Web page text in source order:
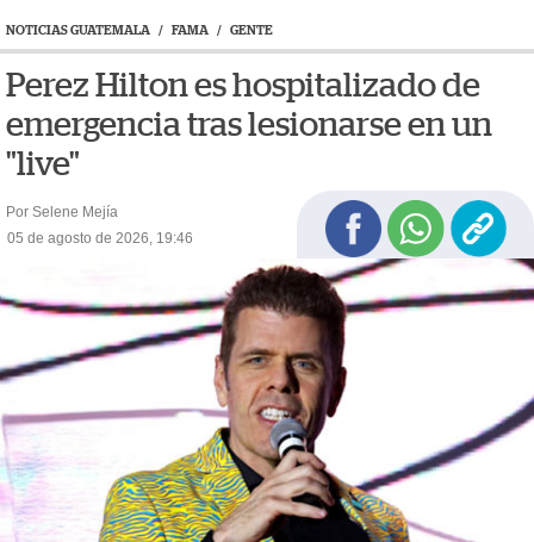
NOTICIAS GUATEMALA / FAMA / GENTE
Perez Hilton es hospitalizado de
emergencia tras lesionarse en un
"live"
Por Selene Mejía
05 de agosto de 2026, 19:46